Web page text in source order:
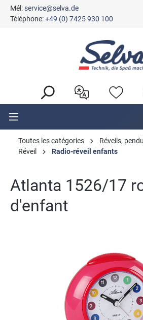
principal
Mél:service@selva.de
Téléphone:+49 (0) 7425 930 100
Toutes les catégories
Réveils,
Réveil
Radio-réveil enfants
Atlanta 1526/17
d'enfant